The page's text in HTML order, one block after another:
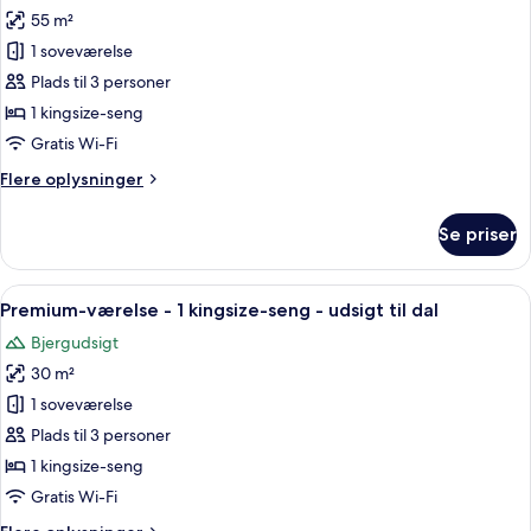
af
Suite
-
1
soveværelse
ryger
til
dal
55 m²
1 soveværelse
Plads til 3 personer
1 kingsize-seng
Gratis Wi-Fi
Flere oplysninger
Flere
-
soveværelse
ryger
udsigt
til
dal
Se priser
Indlæs
alle
billeder
af
Premium-
værelse
-
1
Et hotelværelse med en stor seng,
6
Premium-værelse - 1 kingsize-seng - udsigt til dal
Bjergudsigt
30 m²
1 soveværelse
Plads til 3 personer
1 kingsize-seng
Gratis Wi-Fi